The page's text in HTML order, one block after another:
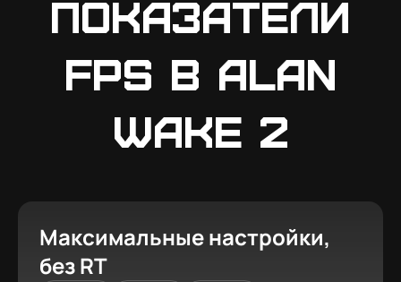
Показатели
FPS в Alan
Wake 2
Максимальные настройки,
без RT